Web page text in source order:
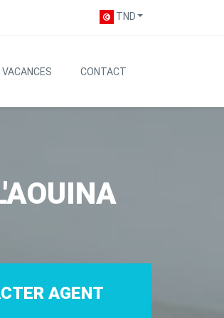
TND
CONTACT
AGENT